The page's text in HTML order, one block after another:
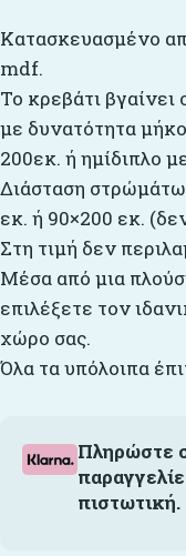
Κατασκευασμένο
mdf.
Το κρεβάτι
με δυνατότητα
200εκ. ή ημίδιπλο
Διάσταση
εκ. ή 90×200 εκ.
Στη τιμή δεν
Μέσα από μια
επιλέξετε τον
χώρο σας.
Όλα τα υπόλοιπα
Πληρώστε
πιστωτική.